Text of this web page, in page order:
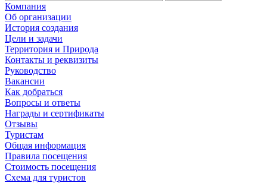
Компания
Об организации
История создания
Цели и задачи
Территория и Природа
Контакты и реквизиты
Руководство
Вакансии
Как добраться
Вопросы и ответы
Награды и сертификаты
Отзывы
Туристам
Общая информация
Правила посещения
Стоимость посещения
Схема для туристов